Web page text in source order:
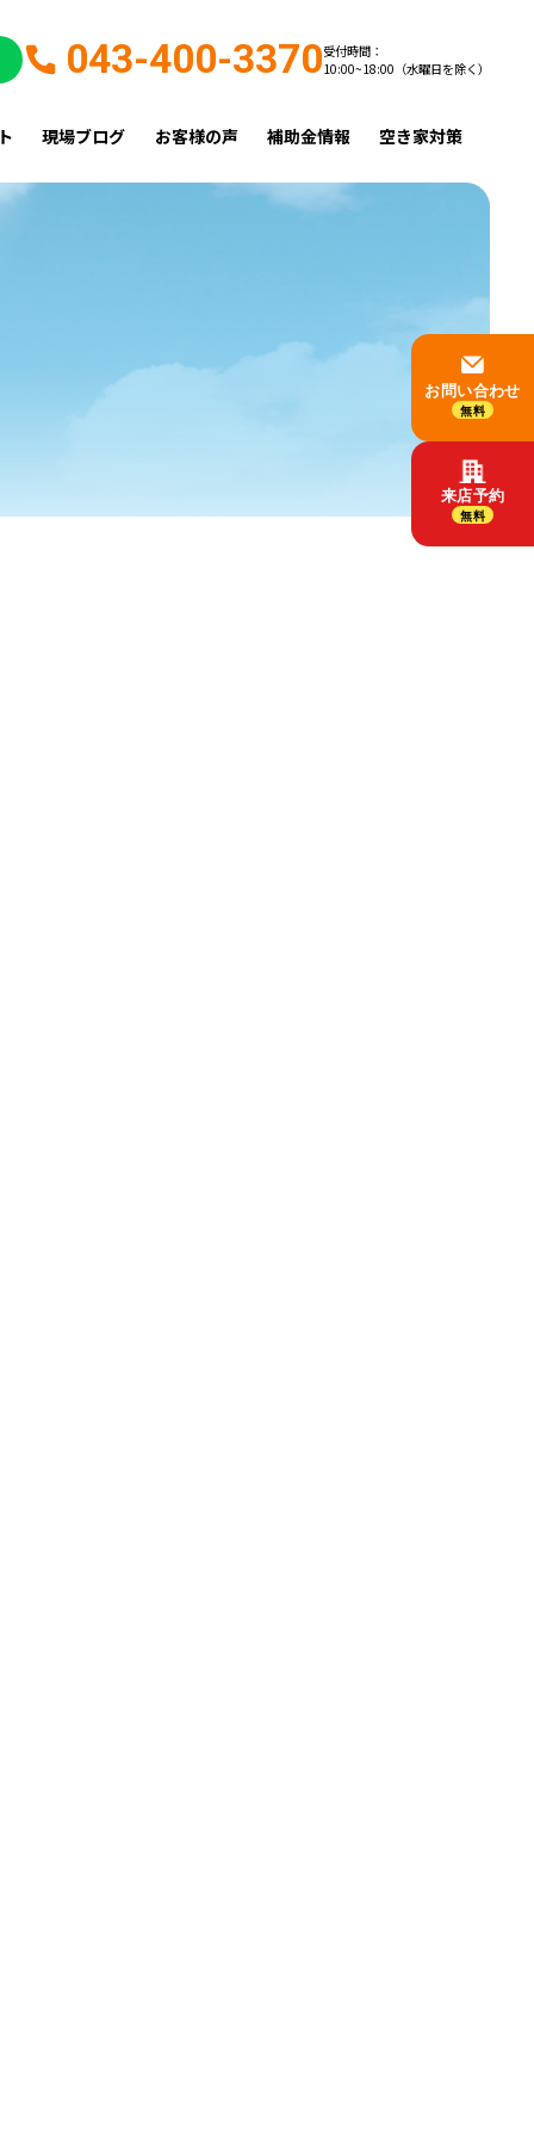
お問い合わせ
無料
来店予約
無料
043-400-3370受付時間：
10:00~18:00（水曜日を除く）
現場ブログ お客様の声 補助金情報 空き家対策